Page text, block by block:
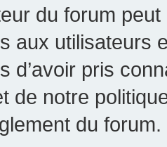
du forum
aux utilisateurs
d’avoir pris
de notre
du forum.